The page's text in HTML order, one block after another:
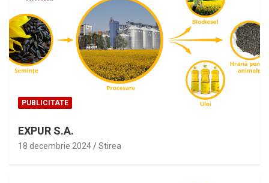
PUBLICITATE
EXPUR S.A.
18 decembrie 2024 Stirea